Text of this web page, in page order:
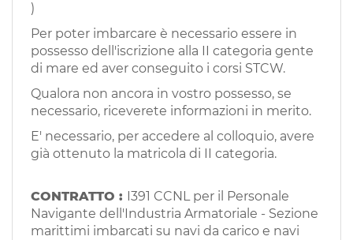
IT
DE
PT
)
Per poter imbarcare è necessario essere in
possesso dell'iscrizione alla II categoria gente
di mare ed aver conseguito i corsi STCW.
Qualora non ancora in vostro possesso, se
necessario, riceverete informazioni in merito.
E' necessario, per accedere al colloquio, avere
già ottenuto la matricola di II categoria.
CONTRATTO : I391 CCNL per il Personale
Navigante dell'Industria Armatoriale - Sezione
marittimi imbarcati su navi da carico e navi